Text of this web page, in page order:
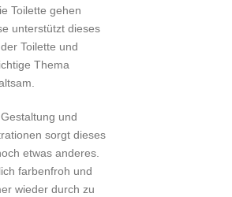
Toilette gehen
unterstützt dieses
Toilette und
Thema
und
sorgt dieses
etwas anderes.
farbenfroh und
wieder durch zu